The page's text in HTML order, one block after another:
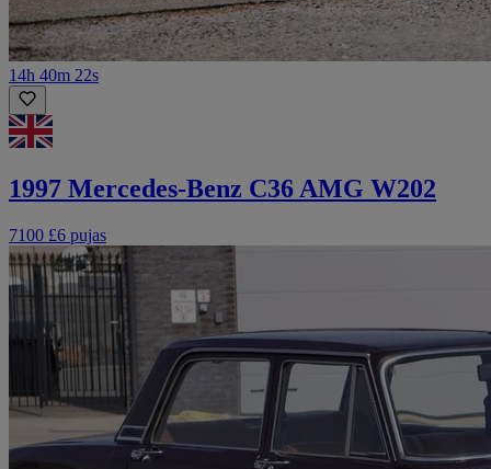
14h 40m 22s
1997 Mercedes-Benz C36 AMG W202
7100 £6 pujas